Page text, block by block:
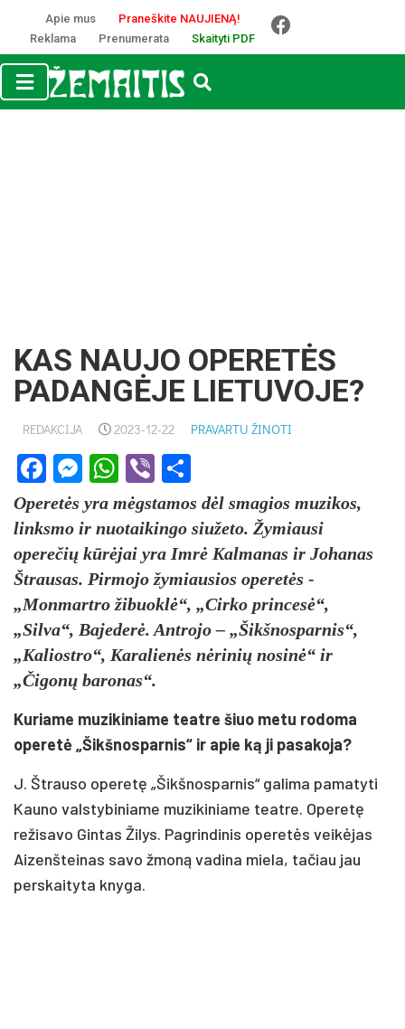
Apie mus
Praneškite NAUJIENĄ!
Reklama
Prenumerata Skaityti PDF
KAS NAUJO OPERETĖS
PADANGĖJE LIETUVOJE?
REDAKCIJA 2023-12-22 PRAVARTU ŽINOTI
Facebook
Messenger
WhatsApp
Viber
Operetės yra mėgstamos dėl smagios muzikos,
linksmo ir nuotaikingo siužeto. Žymiausi
operečių kūrėjai yra Imrė Kalmanas ir Johanas
Štrausas. Pirmojo žymiausios operetės -
„Monmartro žibuoklė“, „Cirko princesė“,
„Silva“, Bajederė. Antrojo – „Šikšnosparnis“,
„Kaliostro“, Karalienės nėrinių nosinė“ ir
„Čigonų baronas“.
Kuriame muzikiniame teatre šiuo metu rodoma
operetė „Šikšnosparnis“ ir apie ką ji pasakoja?
J. Štrauso operetę „Šikšnosparnis“ galima pamatyti
Kauno valstybiniame muzikiniame teatre. Operetę
režisavo Gintas Žilys. Pagrindinis operetės veikėjas
Aizenšteinas savo žmoną vadina miela, tačiau jau
perskaityta knyga.